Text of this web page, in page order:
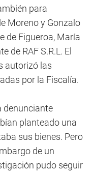
para
Moreno y Gonzalo
de Figueroa, María
de RAF S.R.L. El
autorizó las
por la Fiscalía.
denunciante
planteado una
sus bienes. Pero
de un
pudo seguir